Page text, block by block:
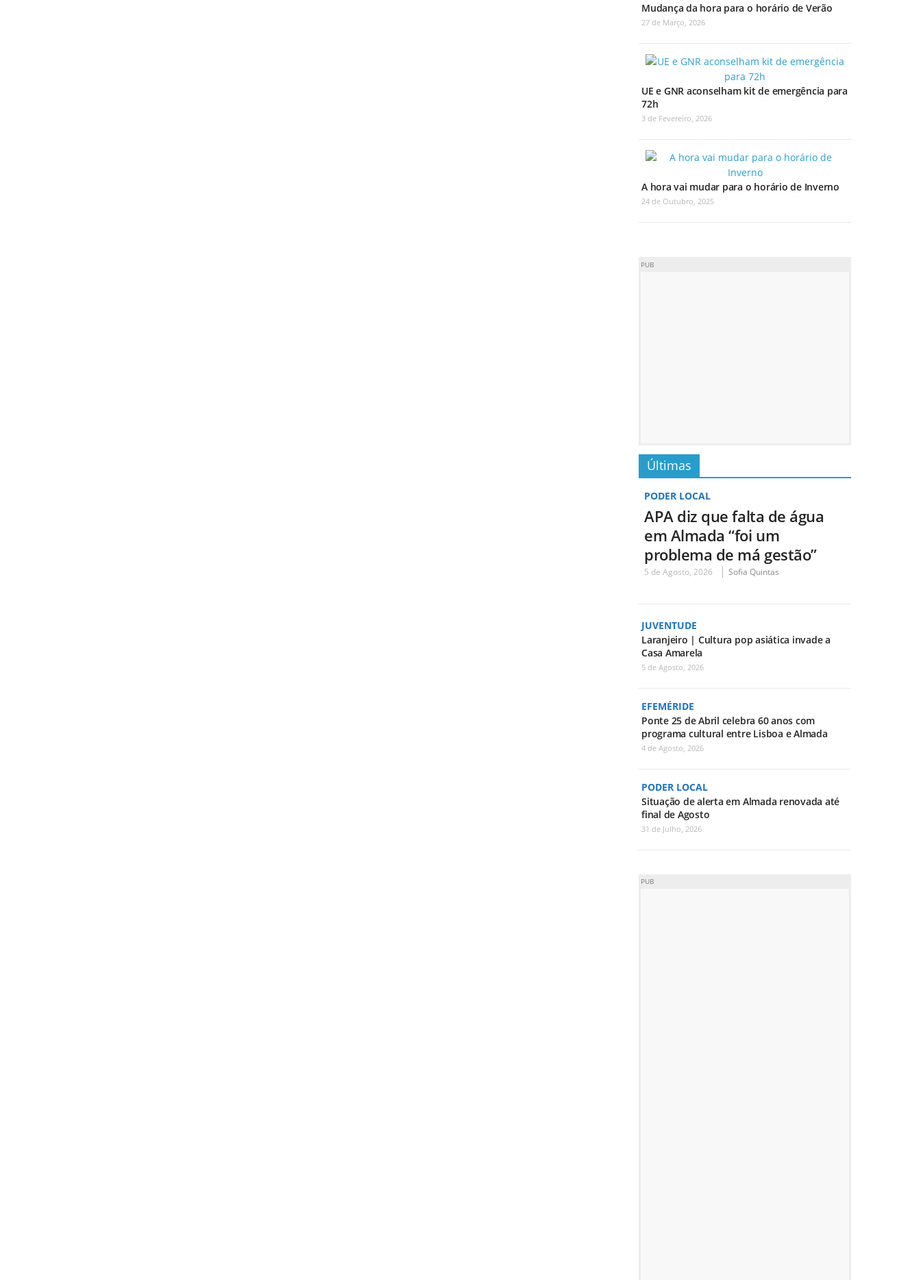
Mudança da hora para o horário de Verão
27 de Março, 2026
UE e GNR aconselham kit de emergência para
72h
3 de Fevereiro, 2026
A hora vai mudar para o horário de Inverno
24 de Outubro, 2025
PUB
Últimas
PODER LOCAL
APA diz que falta de água
em Almada “foi um
problema de má gestão”
5 de Agosto, 2026 Sofia Quintas
JUVENTUDE
Laranjeiro | Cultura pop asiática invade a
Casa Amarela
5 de Agosto, 2026
EFEMÉRIDE
Ponte 25 de Abril celebra 60 anos com
programa cultural entre Lisboa e Almada
4 de Agosto, 2026
PODER LOCAL
Situação de alerta em Almada renovada até
final de Agosto
31 de Julho, 2026
PUB